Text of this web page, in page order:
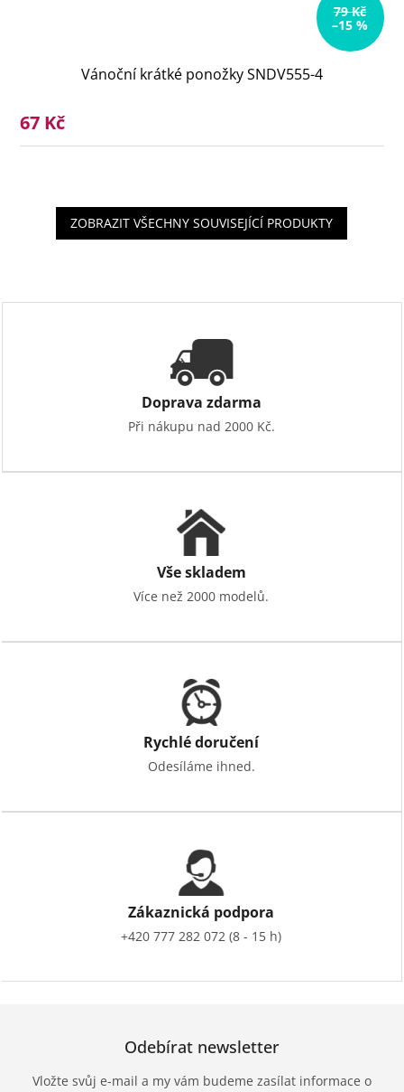
79 Kč
–15 %
Vánoční krátké ponožky SNDV555-4
67 Kč
ZOBRAZIT VŠECHNY SOUVISEJÍCÍ PRODUKTY
Doprava zdarma
Při nákupu nad 2000 Kč.
Vše skladem
Více než 2000 modelů.
Rychlé doručení
Odesíláme ihned.
Zákaznická podpora
+420 777 282 072 (8 - 15 h)
Odebírat newsletter
Vložte svůj e-mail a my vám budeme zasílat informace o